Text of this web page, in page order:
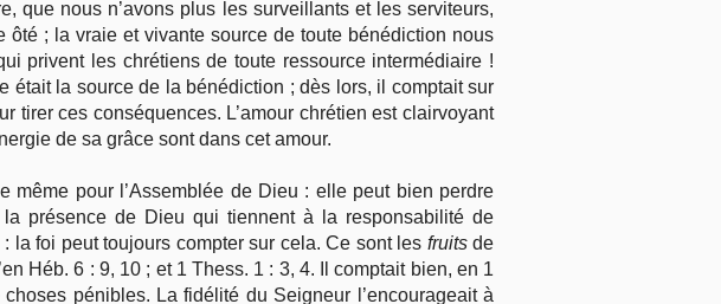
que nous n’avons plus les surveillants et les serviteurs,
; la vraie et vivante source de toute bénédiction nous
privent les chrétiens de toute ressource intermédiaire !
était la source de la bénédiction ; dès lors, il comptait sur
tirer ces conséquences. L’amour chrétien est clairvoyant
de sa grâce sont dans cet amour.
même pour l’Assemblée de Dieu : elle peut bien perdre
présence de Dieu qui tiennent à la responsabilité de
la foi peut toujours compter sur cela. Ce sont les fruitsde
Héb. 6 : 9, 10 ; et 1 Thess. 1 : 3, 4. Il comptait bien, en 1
pénibles. La fidélité du Seigneur l’encourageait à